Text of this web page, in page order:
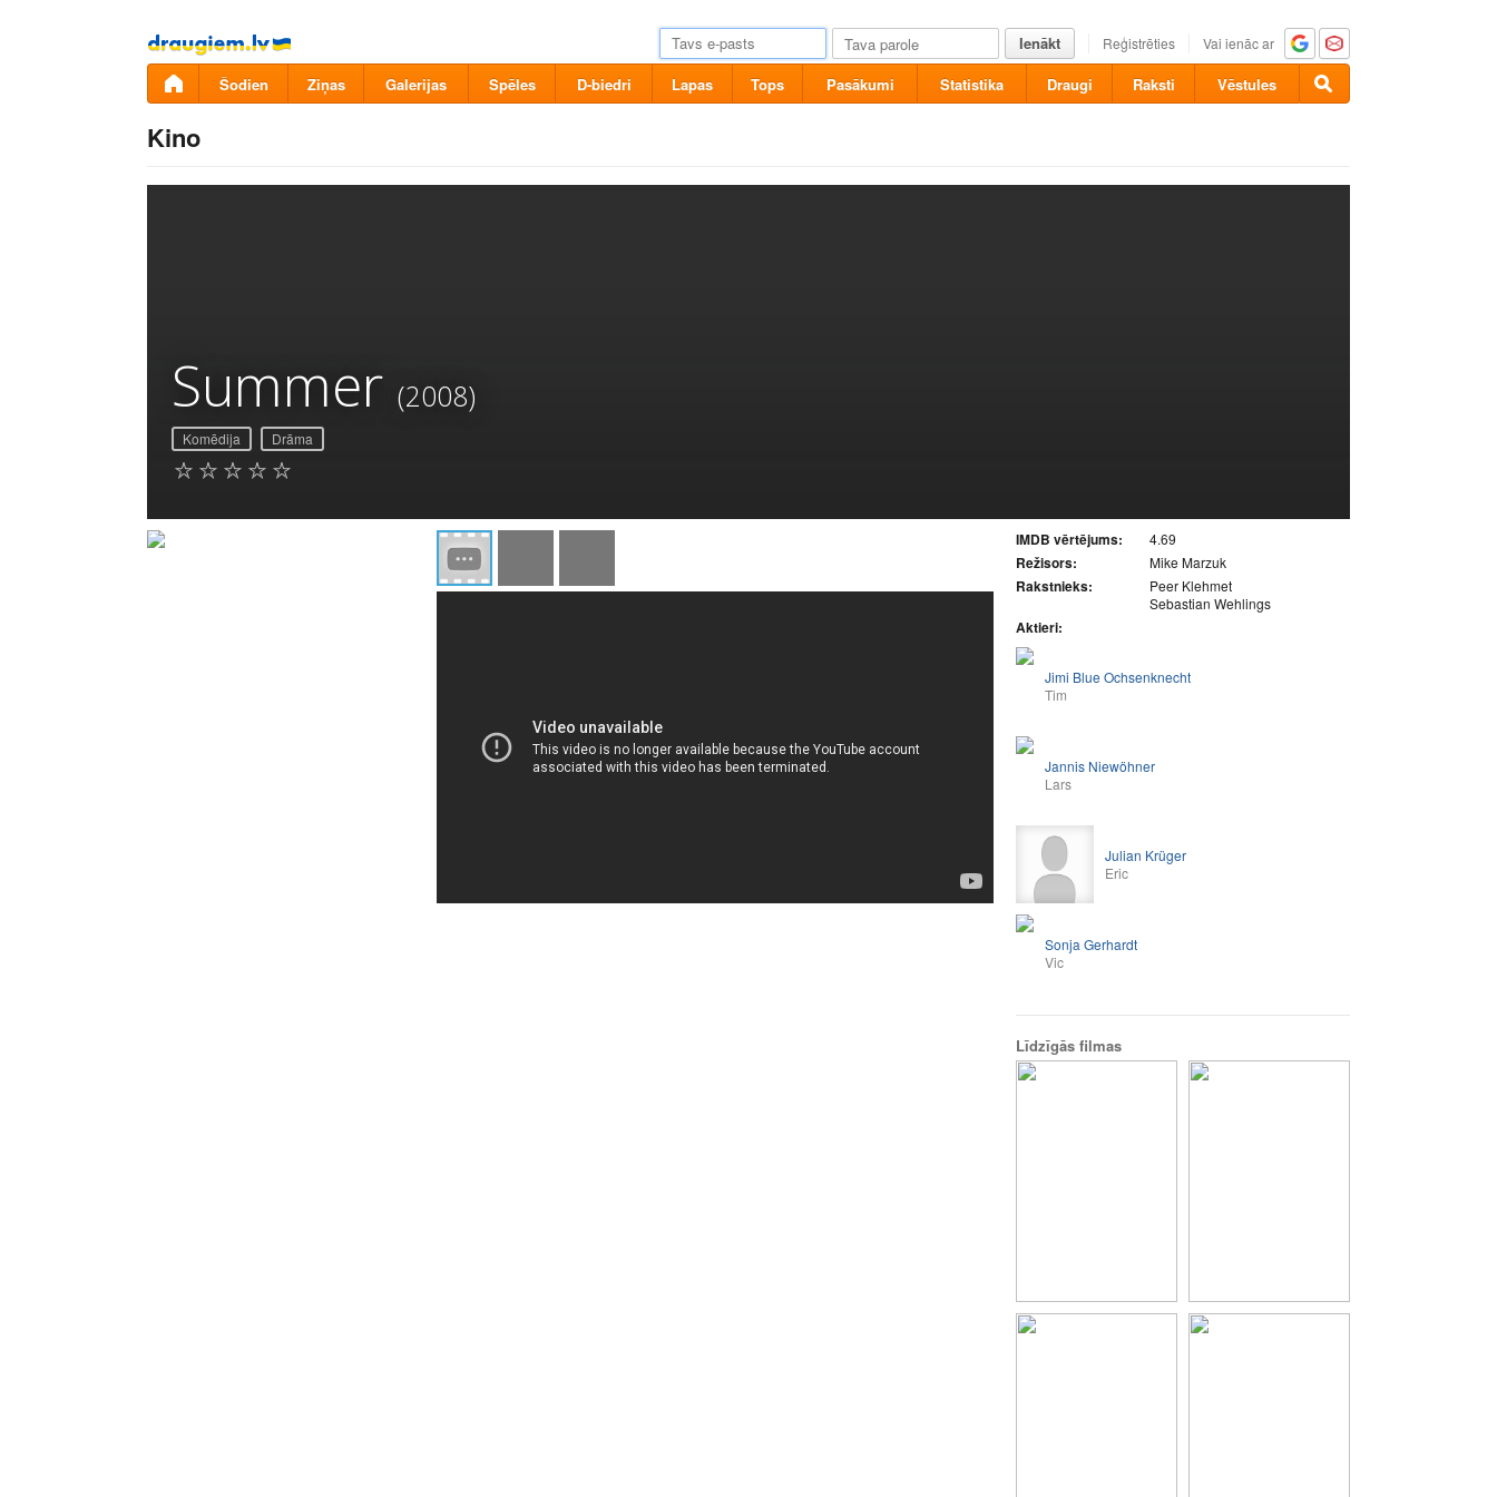
Pāriet
uz
saturu
Ienākt Reģistrēties Vai ienāc ar
Šodien Ziņas Galerijas Spēles D-biedri Lapas Tops Pasākumi Statistika Draugi Raksti Vēstules
Kino
Summer (2008)
Komēdija Drāma
IMDB vērtējums: 4.69
Režisors: Mike Marzuk
Rakstnieks:
Peer Klehmet
Sebastian Wehlings
Aktieri:
Jimi Blue Ochsenknecht
Tim
Jannis Niewöhner
Lars
Julian Krüger
Eric
Sonja Gerhardt
Vic
Līdzīgās filmas